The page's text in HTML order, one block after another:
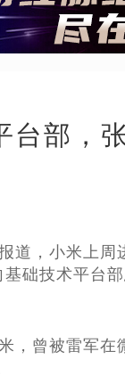
部，
道，小米上
础技术平台
，曾被雷军